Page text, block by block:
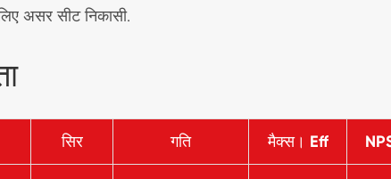
असर सीट निकासी.
सिर गति मैक्स। Eff